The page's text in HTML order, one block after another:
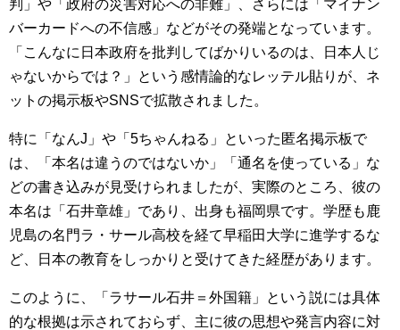
判」や「政府の災害対応への非難」、さらには「マイナン
バーカードへの不信感」などがその発端となっています。
「こんなに日本政府を批判してばかりいるのは、日本人じ
ゃないからでは？」という感情論的なレッテル貼りが、ネ
ットの掲示板やSNSで拡散されました。
特に「なんJ」や「5ちゃんねる」といった匿名掲示板で
は、「本名は違うのではないか」「通名を使っている」な
どの書き込みが見受けられましたが、実際のところ、彼の
本名は「石井章雄」であり、出身も福岡県です。学歴も鹿
児島の名門ラ・サール高校を経て早稲田大学に進学するな
ど、日本の教育をしっかりと受けてきた経歴があります。
このように、「ラサール石井＝外国籍」という説には具体
的な根拠は示されておらず、主に彼の思想や発言内容に対